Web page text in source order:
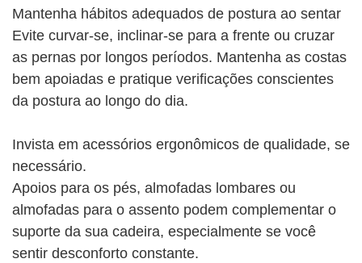
Mantenha hábitos adequados de postura ao sentar
Evite curvar-se, inclinar-se para a frente ou cruzar
as pernas por longos períodos. Mantenha as costas
bem apoiadas e pratique verificações conscientes
da postura ao longo do dia.
Invista em acessórios ergonômicos de qualidade, se
necessário.
Apoios para os pés, almofadas lombares ou
almofadas para o assento podem complementar o
suporte da sua cadeira, especialmente se você
sentir desconforto constante.